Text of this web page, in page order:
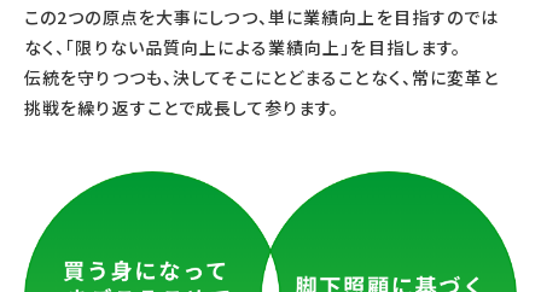
この2つの原点を大事にしつつ、単に業績向上を目指すのでは
なく、「限りない品質向上による業績向上」を目指します。
伝統を守りつつも、決してそこにとどまることなく、常に変革と
挑戦を繰り返すことで成長して参ります。